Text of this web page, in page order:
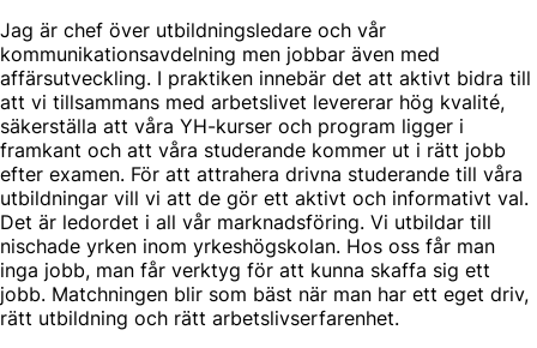
Jag är chef över utbildningsledare och vår
kommunikationsavdelning men jobbar även med
affärsutveckling. I praktiken innebär det att aktivt bidra till
att vi tillsammans med arbetslivet levererar hög kvalité,
säkerställa att våra YH-kurser och program ligger i
framkant och att våra studerande kommer ut i rätt jobb
efter examen. För att attrahera drivna studerande till våra
utbildningar vill vi att de gör ett aktivt och informativt val.
Det är ledordet i all vår marknadsföring. Vi utbildar till
nischade yrken inom yrkeshögskolan. Hos oss får man
inga jobb, man får verktyg för att kunna skaffa sig ett
jobb. Matchningen blir som bäst när man har ett eget driv,
rätt utbildning och rätt arbetslivserfarenhet.